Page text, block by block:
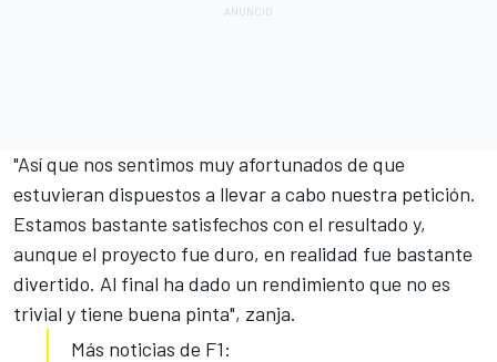
"Así que nos sentimos muy afortunados de que
estuvieran dispuestos a llevar a cabo nuestra petición.
Estamos bastante satisfechos con el resultado y,
aunque el proyecto fue duro, en realidad fue bastante
divertido. Al final ha dado un rendimiento que no es
trivial y tiene buena pinta", zanja.
Más noticias de F1: